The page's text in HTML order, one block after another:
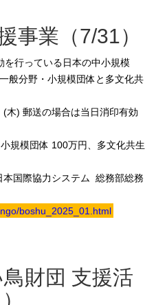
事業（7/31）
を行っている日本の中小規模
般分野・小規模団体と多文化共
木) 郵送の場合は当日消印有効
規模団体 100万円、多文化共生
本国際協力システム 総務部総務
boshu_2025_01.html
財団 支援活